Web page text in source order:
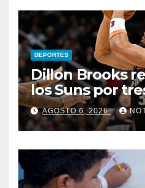
DEPORTES
Dillon Brooks
los Suns por
AGOSTO 6, 2026